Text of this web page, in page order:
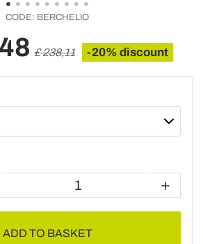
CODE: BERCHELIO
£ 238,11 -20% discount
ADD TO BASKET